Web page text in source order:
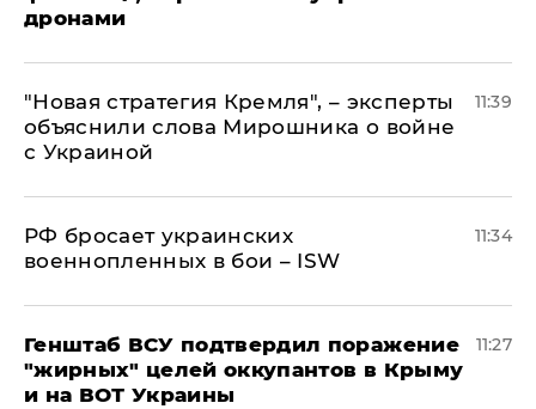
дронами
"Новая стратегия Кремля", – эксперты
объяснили слова Мирошника о войне
с Украиной
11:39
РФ бросает украинских
военнопленных в бои – ISW
11:34
Генштаб ВСУ подтвердил поражение
"жирных" целей оккупантов в Крыму
и на ВОТ Украины
11:27